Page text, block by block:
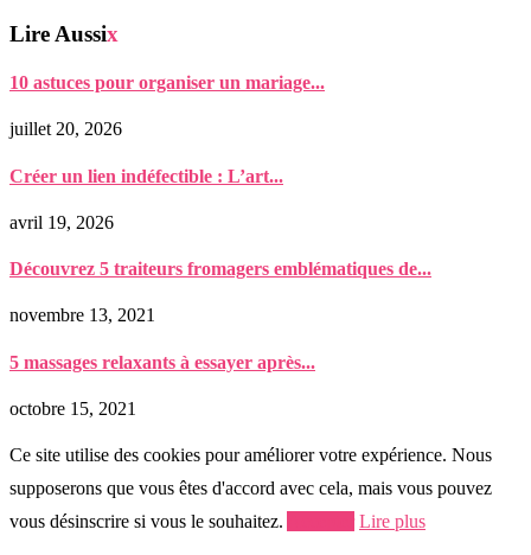
Lire Aussix
10 astuces pour organiser un mariage...
juillet 20, 2026
Créer un lien indéfectible : L’art...
avril 19, 2026
Découvrez 5 traiteurs fromagers emblématiques de...
novembre 13, 2021
5 massages relaxants à essayer après...
octobre 15, 2021
Ce site utilise des cookies pour améliorer votre expérience. Nous
supposerons que vous êtes d'accord avec cela, mais vous pouvez
vous désinscrire si vous le souhaitez.
Lire plus